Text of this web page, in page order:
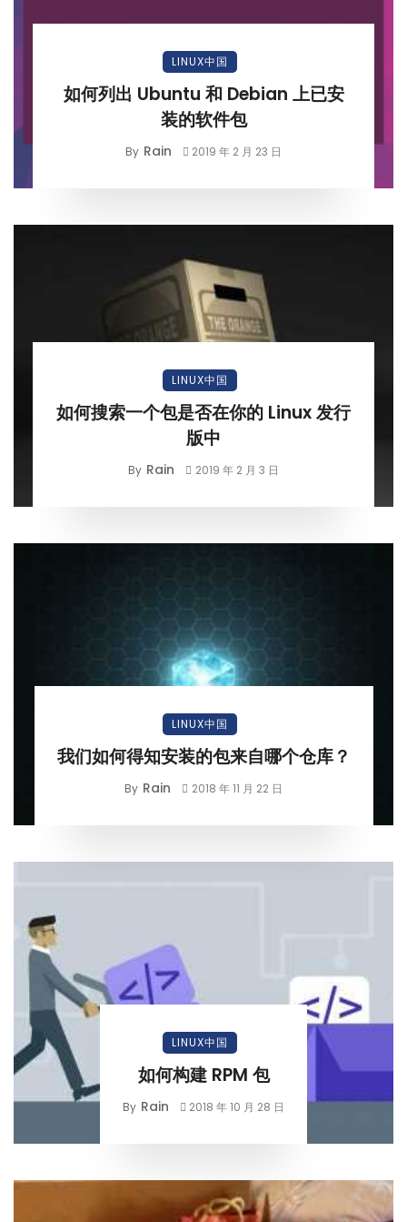
LINUX中国
如何列出 Ubuntu 和 Debian 上已安
装的软件包
By Rain 2019 年 2 月 23 日
LINUX中国
如何搜索一个包是否在你的 Linux 发行
版中
By Rain 2019 年 2 月 3 日
LINUX中国
我们如何得知安装的包来自哪个仓库？
By Rain 2018 年 11 月 22 日
LINUX中国
如何构建 RPM 包
By Rain 2018 年 10 月 28 日